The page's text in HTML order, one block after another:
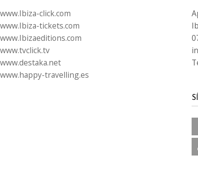
www.Ibiza-click.com
www.Ibiza-tickets.com
www.Ibizaeditions.com
www.tvclick.tv
www.destaka.net
www.happy-travelling.es